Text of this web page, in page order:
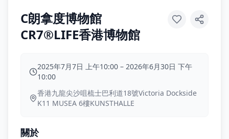
C朗拿度博物館
CR7®LIFE香港博物館
2025年7月7日 上午10:00 – 2026年6月30日 下午
10:00
香港九龍尖沙咀梳士巴利道18號Victoria Dockside
K11 MUSEA 6樓KUNSTHALLE
關於